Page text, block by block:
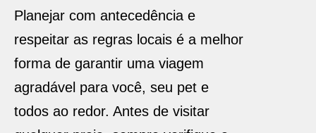
Planejar com antecedência e
respeitar as regras locais é a melhor
forma de garantir uma viagem
agradável para você, seu pet e
todos ao redor. Antes de visitar